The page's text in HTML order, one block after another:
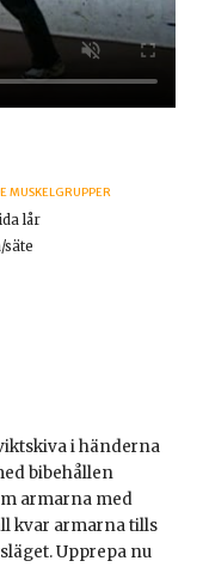
MUSKELGRUPPER
lår
säte
i händerna
bibehållen
armarna med
kvar armarna tills
Upprepa nu